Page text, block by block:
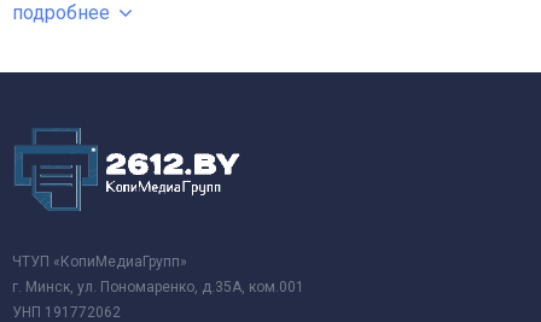
подробнее
ЧТУП «КопиМедиаГрупп»
г. Минск, ул. Пономаренко, д.35А, ком.001
УНП 191772062